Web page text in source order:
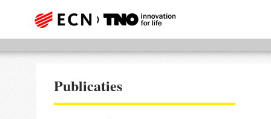
Publicaties